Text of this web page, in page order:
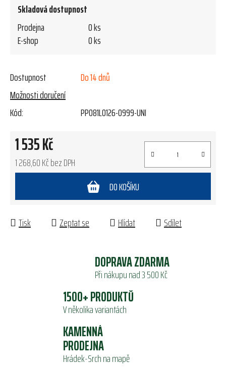
Skladová dostupnost
Prodejna
0 ks
E-shop
0 ks
Dostupnost
Do 14 dnů
Možnosti doručení
Kód:
PP081L0126-0999-UNI
1 535 Kč
1 268,60 Kč bez DPH
DO KOŠÍKU
Tisk Zeptat se Hlídat Sdílet
DOPRAVA ZDARMA
Při nákupu nad 3 500 Kč
1500+ PRODUKTŮ
V několika variantách
KAMENNÁ
PRODEJNA
Hrádek-Srch na mapě